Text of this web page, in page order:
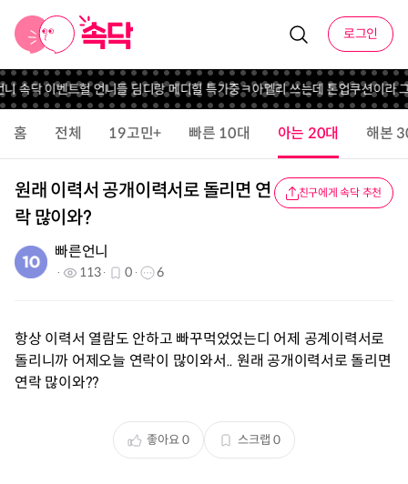
로그인
속닥 이벤트헐 언니들 딤디랑 메디힐 특가중ㅋ아멜리 쓰는데 톤업쿠션이라
홈 전체 19고민+ 빠른 10대 아는 20대 해본
원래 이력서 공개이력서로 돌리면 연
락 많이와?
친구에게 속닥 추천
빠른언니
113 0 6
항상 이력서 열람도 안하고 빠꾸먹었었는디 어제 공계이력서로
돌리니까 어제오늘 연락이 많이와서.. 원래 공개이력서로 돌리면
연락 많이와??
좋아요0 스크랩 0